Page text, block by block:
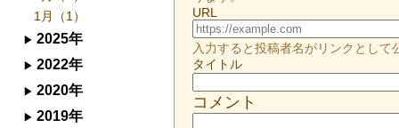
URL
入力すると投稿者名がリンクとして
タイトル
コメント
1月（1）
2025年
2022年
2020年
2019年